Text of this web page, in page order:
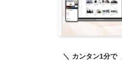
カンタン1分で